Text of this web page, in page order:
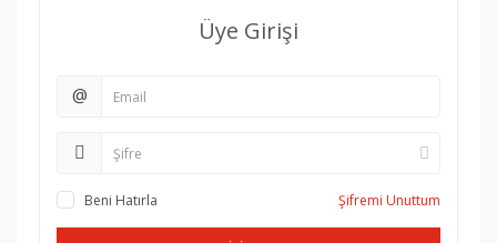
Üye Girişi
@
Beni Hatırla Şifremi Unuttum